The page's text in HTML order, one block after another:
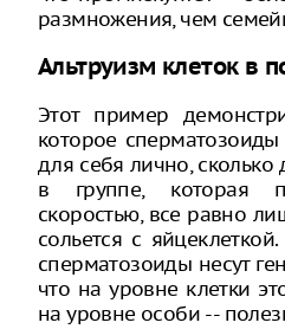
размножения, чем
Альтруизм клеток в
Этот пример
которое
для себя лично, сколько
в группе, которая
скоростью, все равно
сольется с
сперматозоиды несут
что на уровне клетки
на уровне особи --